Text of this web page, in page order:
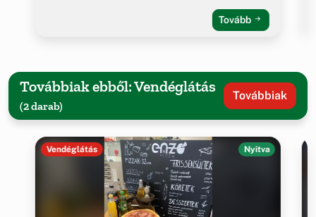
Tovább
Továbbiak ebből: Vendéglátás
(2 darab)
Továbbiak
Vendéglátás Nyitva